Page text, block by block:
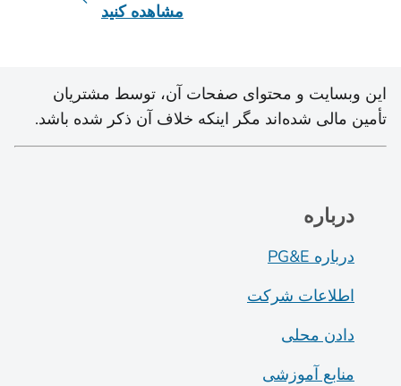
مشاهده کنید
این وبسایت و محتوای صفحات آن، توسط مشتریان
تأمین مالی شده‌اند مگر اینکه خلاف آن ذکر شده باشد.
درباره
درباره PG&E
اطلاعات شرکت
دادن محلی
منابع آموزشی